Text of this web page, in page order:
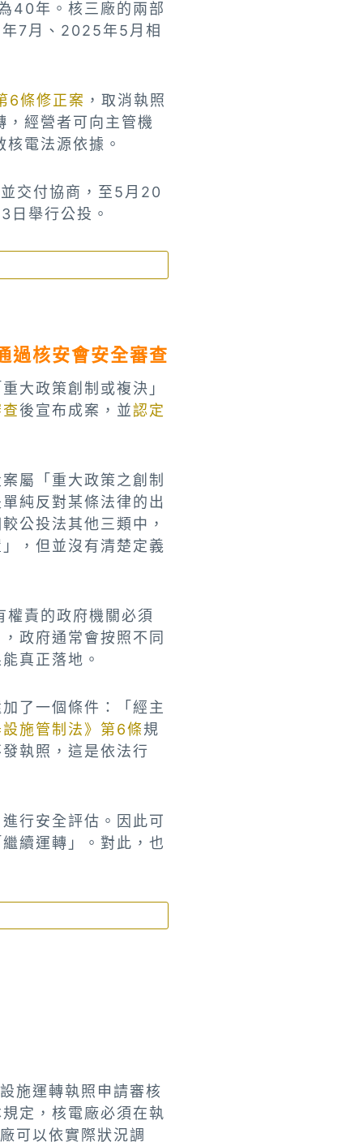
40年。核三廠的兩部
7月、2025年5月相
6條修正案 ，取消執照
經營者可向主管機
電法源依據。
交付協商，至5月20
舉行公投。
過核安會安全審查
大政策創制或複決」
後宣布成案，並認定
屬「重大政策之創制
純反對某條法律的出
公投法其他三類中，
，但並沒有清楚定義
權責的政府機關必須
政府通常會按照不同
真正落地。
了一個條件：「經主
施管制法》第6條規
執照，這是依法行
行安全評估。因此可
續運轉」。對此，也
施運轉執照申請審核
定，核電廠必須在執
可以依實際狀況調